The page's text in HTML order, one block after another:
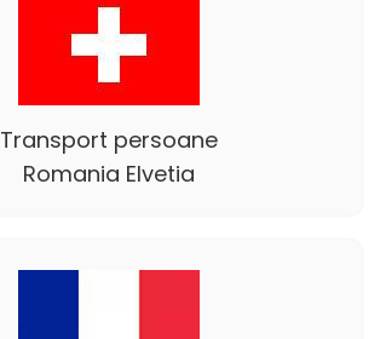
Transport persoane
Romania Elvetia